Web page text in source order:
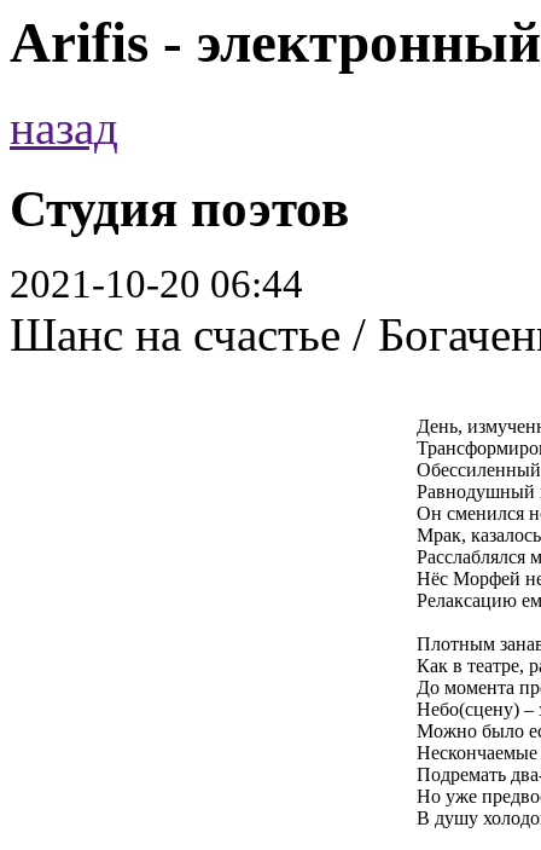
Arifis -
назад
Студия поэтов
2021-10-20 06:44
Шанс на счастье /
День,
Равнодушный
Он сменился
Мрак,
Расслаблялся
Нёс Морфей
Релаксацию
Плотным
Как в театре,
До момента
Небо(сцену) –
Можно было
Подремать
Но уже
В душу